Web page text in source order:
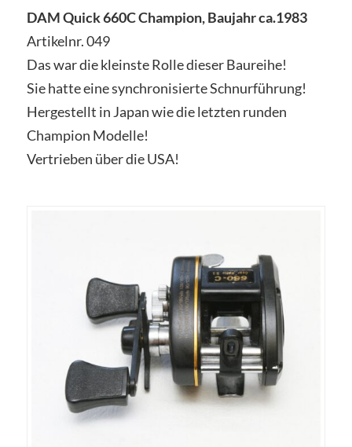
DAM Quick 660C Champion, Baujahr ca.1983
Artikelnr. 049
Das war die kleinste Rolle dieser Baureihe!
Sie hatte eine synchronisierte Schnurführung!
Hergestellt in Japan wie die letzten runden
Champion Modelle!
Vertrieben über die USA!